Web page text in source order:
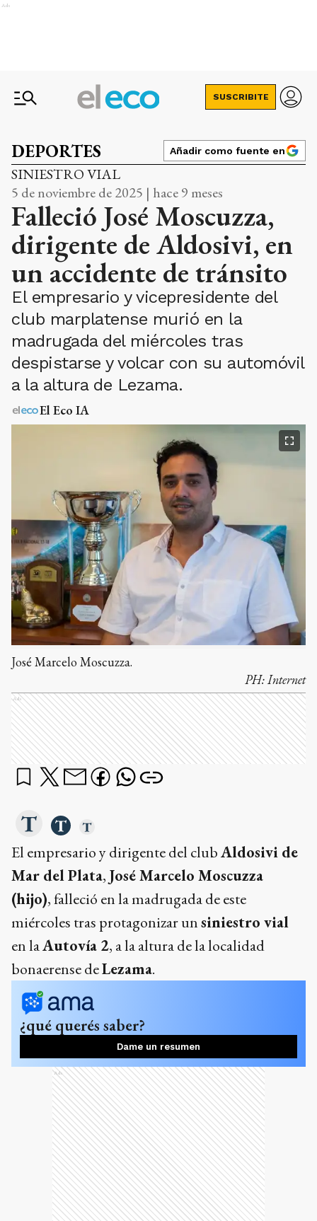
Ads
SUSCRIBITE
DEPORTES Añadir como fuente en
SINIESTRO VIAL
5 de noviembre de 2025 | hace 9 meses
Falleció José Moscuzza,
dirigente de Aldosivi, en
un accidente de tránsito
El empresario y vicepresidente del
club marplatense murió en la
madrugada del miércoles tras
despistarse y volcar con su automóvil
a la altura de Lezama.
El Eco IA
José Marcelo Moscuzza.
PH:Internet
Ads
El empresario y dirigente del clubAldosivi de
Mar del Plata, José Marcelo Moscuzza
(hijo), falleció en la madrugada de este
miércoles tras protagonizar unsiniestro vial
en laAutovía 2, a la altura de la localidad
bonaerense deLezama.
¿qué querés saber?
Dame un resumen
Ads